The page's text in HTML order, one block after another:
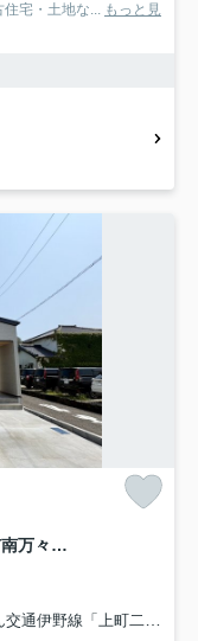
宅・土地な... もっと見
「長期優良住宅で安心な住まい」高知市南万々A号地 新築一戸建
野線「上町二丁目」駅 徒歩20分